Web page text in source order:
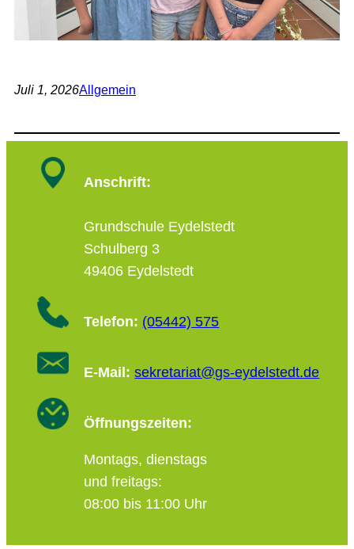
Juli 1, 2026Allgemein
Anschrift:
Grundschule Eydelstedt
Schulberg 3
49406 Eydelstedt
Telefon: (05442) 575
E-Mail: sekretariat@gs-eydelstedt.de
Öffnungszeiten:
Montags, dienstags
und freitags:
08:00 bis 11:00 Uhr